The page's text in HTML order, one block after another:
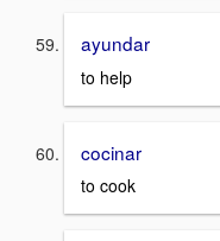
ayundar
to help
cocinar
to cook